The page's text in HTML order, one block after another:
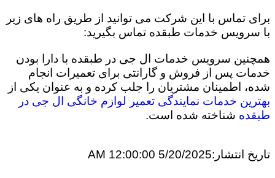
برای تماس با این شرکت می توانید از طریق راه های زیر
با سرویس خدمات طبقده تماس بگیرید:
همچنین سرویس خدمات ال جی در طبقده با دارا بودن
خدمات پس از فروش و گارانتی برای تعمیرات انجام
شده، اطمینان مشتریان را جلب کرده و به عنوان یکی از
بهترین خدمات نمایندگی تعمیر لوازم خانگی ال جی در
طبقده شناخته شده است.
تاریخ انتشار:5/20/2025 12:00:00 AM